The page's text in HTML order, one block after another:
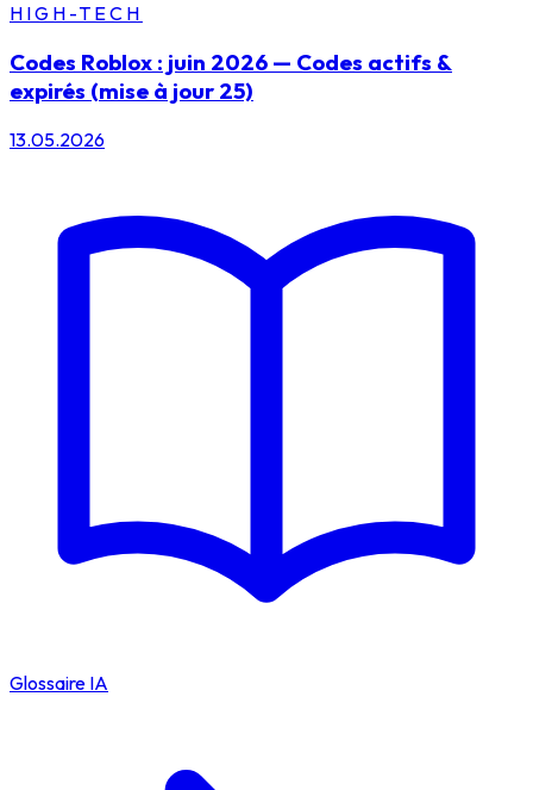
HIGH-TECH
Codes Roblox : juin 2026 — Codes actifs &
expirés (mise à jour 25)
13.05.2026
Glossaire IA